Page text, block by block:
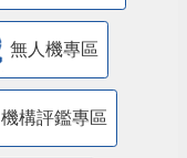
無人機專區
機構評鑑專區